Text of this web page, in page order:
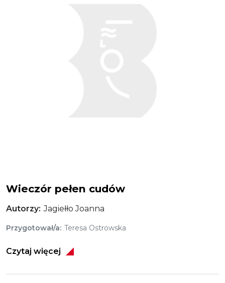
Wieczór pełen cudów
Autorzy Jagiełło Joanna
Przygotował/a Teresa Ostrowska
Czytaj więcej